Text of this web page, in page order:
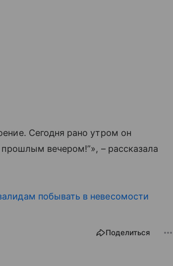
Сегодня рано утром он
вечером!”», – рассказала
побывать в невесомости
Поделиться